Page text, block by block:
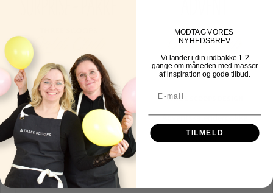
THREE SCOOPS DESIGN
Surprisepakke
0,00 kr
THREE SCOOPS DESIGN
Adventskalenderpakke
0,00 kr
MODTAG VORES
NYHEDSBREV
Vi lander i din indbakke 1-2
gange om måneden med masser
af inspiration og gode tilbud.
TILMELD